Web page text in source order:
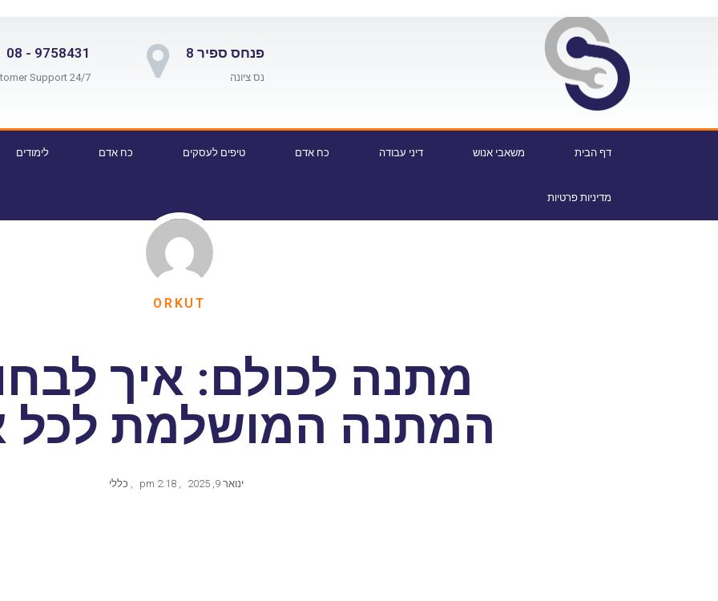
פנחס ספיר 8
נס ציונה
9758431 - 08
24/7 Customer Support
דף הבית משאבי אנוש דיני עבודה כח אדם טיפים לעסקים כח אדם לימודים
מדיניות פרטיות
ORKUT
מתנה לכולם: איך
המתנה המושלמת לכל
ינואר 9, 2025 ,
, כללי